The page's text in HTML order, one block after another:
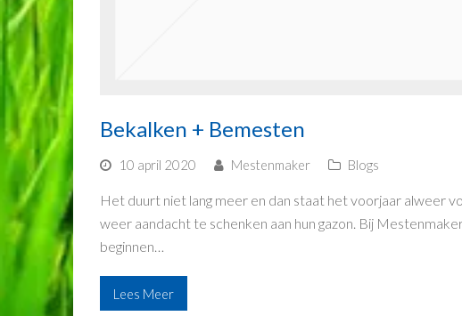
Bekalken + Bemesten
10 april 2020 Mestenmaker Blogs
Het duurt niet lang meer en dan staat het voorjaar alweer
weer aandacht te schenken aan hun gazon. Bij
beginnen…
Lees Meer